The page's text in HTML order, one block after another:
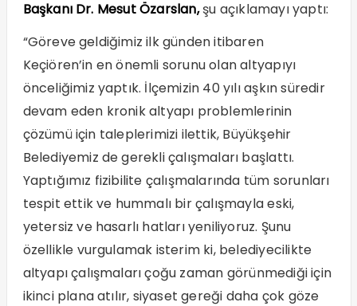
Başkanı Dr. Mesut Özarslan,şu açıklamayı yaptı:
“Göreve geldiğimiz ilk günden itibaren
Keçiören’in en önemli sorunu olan altyapıyı
önceliğimiz yaptık. İlçemizin 40 yılı aşkın süredir
devam eden kronik altyapı problemlerinin
çözümü için taleplerimizi ilettik, Büyükşehir
Belediyemiz de gerekli çalışmaları başlattı.
Yaptığımız fizibilite çalışmalarında tüm sorunları
tespit ettik ve hummalı bir çalışmayla eski,
yetersiz ve hasarlı hatları yeniliyoruz. Şunu
özellikle vurgulamak isterim ki, belediyecilikte
altyapı çalışmaları çoğu zaman görünmediği için
ikinci plana atılır, siyaset gereği daha çok göze